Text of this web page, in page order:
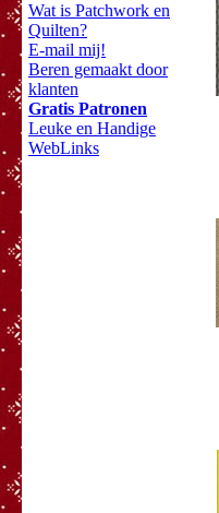
Wat is Patchwork en
Quilten?
E-mail mij!
Beren gemaakt door
klanten
Gratis Patronen
Leuke en Handige
WebLinks